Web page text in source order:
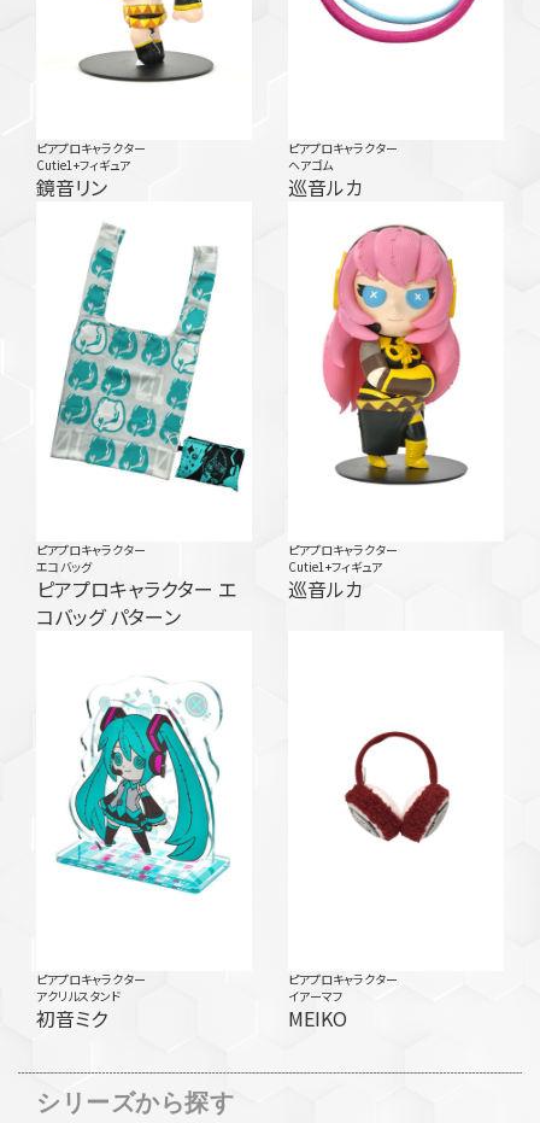
ピアプロキャラクター
Cutie1+フィギュア
鏡音リン
ピアプロキャラクター
ヘアゴム
巡音ルカ
ピアプロキャラクター
エコバッグ
ピアプロキャラクター エ
コバッグ パターン
ピアプロキャラクター
Cutie1+フィギュア
巡音ルカ
ピアプロキャラクター
アクリルスタンド
初音ミク
ピアプロキャラクター
イアーマフ
MEIKO
シリーズから探す